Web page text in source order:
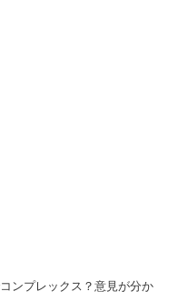
ンプレックス？意見が分か